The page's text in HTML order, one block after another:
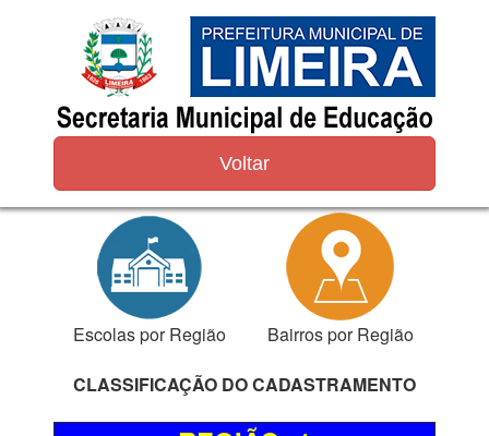
Voltar
Escolas por Região
Bairros por Região
CLASSIFICAÇÃO DO CADASTRAMENTO